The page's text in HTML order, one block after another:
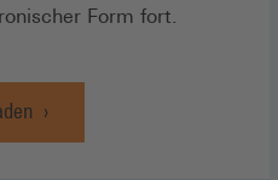
Form fort.